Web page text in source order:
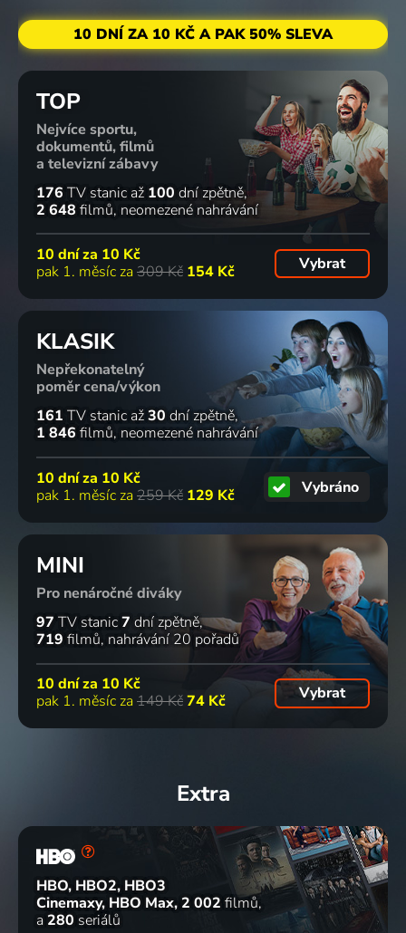
10 DNÍ ZA 10 KČ A PAK 50% SLEVA
TOP
Nejvíce sportu,
dokumentů, filmů
a televizní zábavy
176 TV stanic až 100 dní zpětně
2 648 filmů neomezené nahrávání
10 dní za 10 Kč
pak 1. měsíc za 309 Kč 154 Kč Vybrat
KLASIK
Nepřekonatelný
poměr cena/výkon
161 TV stanic až30 dní zpětně
1 846 filmů neomezené nahrávání
10 dní za 10 Kč
pak 1. měsíc za 259 Kč 129 Kč Vybráno
MINI
Pro nenáročné diváky
97 TV stanic7 dní zpětně
719 filmů nahrávání 20 pořadů
10 dní za 10 Kč
pak 1. měsíc za 149 Kč74 Kč Vybrat
Extra
HBO, HBO2, HBO3
Cinemaxy, HBO Max 2 002 filmů
a 280 seriálů